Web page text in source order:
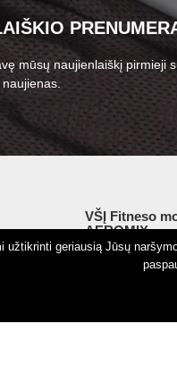
mūsų naujienlaiškį pirmieji
VŠĮ Fitneso
AEROMIX
Įm. k.
LT98 7300
Swedbankas,
užtikrinti geriausią Jūsų